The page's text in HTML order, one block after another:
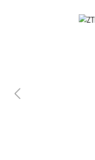
Ignorer la galerie d'images